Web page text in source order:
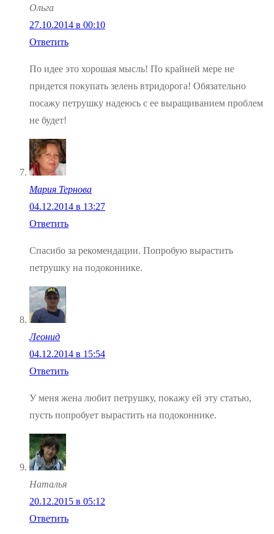
Ольга
27.10.2014 в 00:10
Ответить
По идее это хорошая мысль! По крайней мере не
придется покупать зелень втридорога! Обязательно
посажу петрушку надеюсь с ее выращиванием проблем
не будет!
Мария Тернова
04.12.2014 в 13:27
Ответить
Спасибо за рекомендации. Попробую вырастить
петрушку на подоконнике.
Леонид
04.12.2014 в 15:54
Ответить
У меня жена любит петрушку, покажу ей эту статью,
пусть попробует вырастить на подоконнике.
Наталья
20.12.2015 в 05:12
Ответить